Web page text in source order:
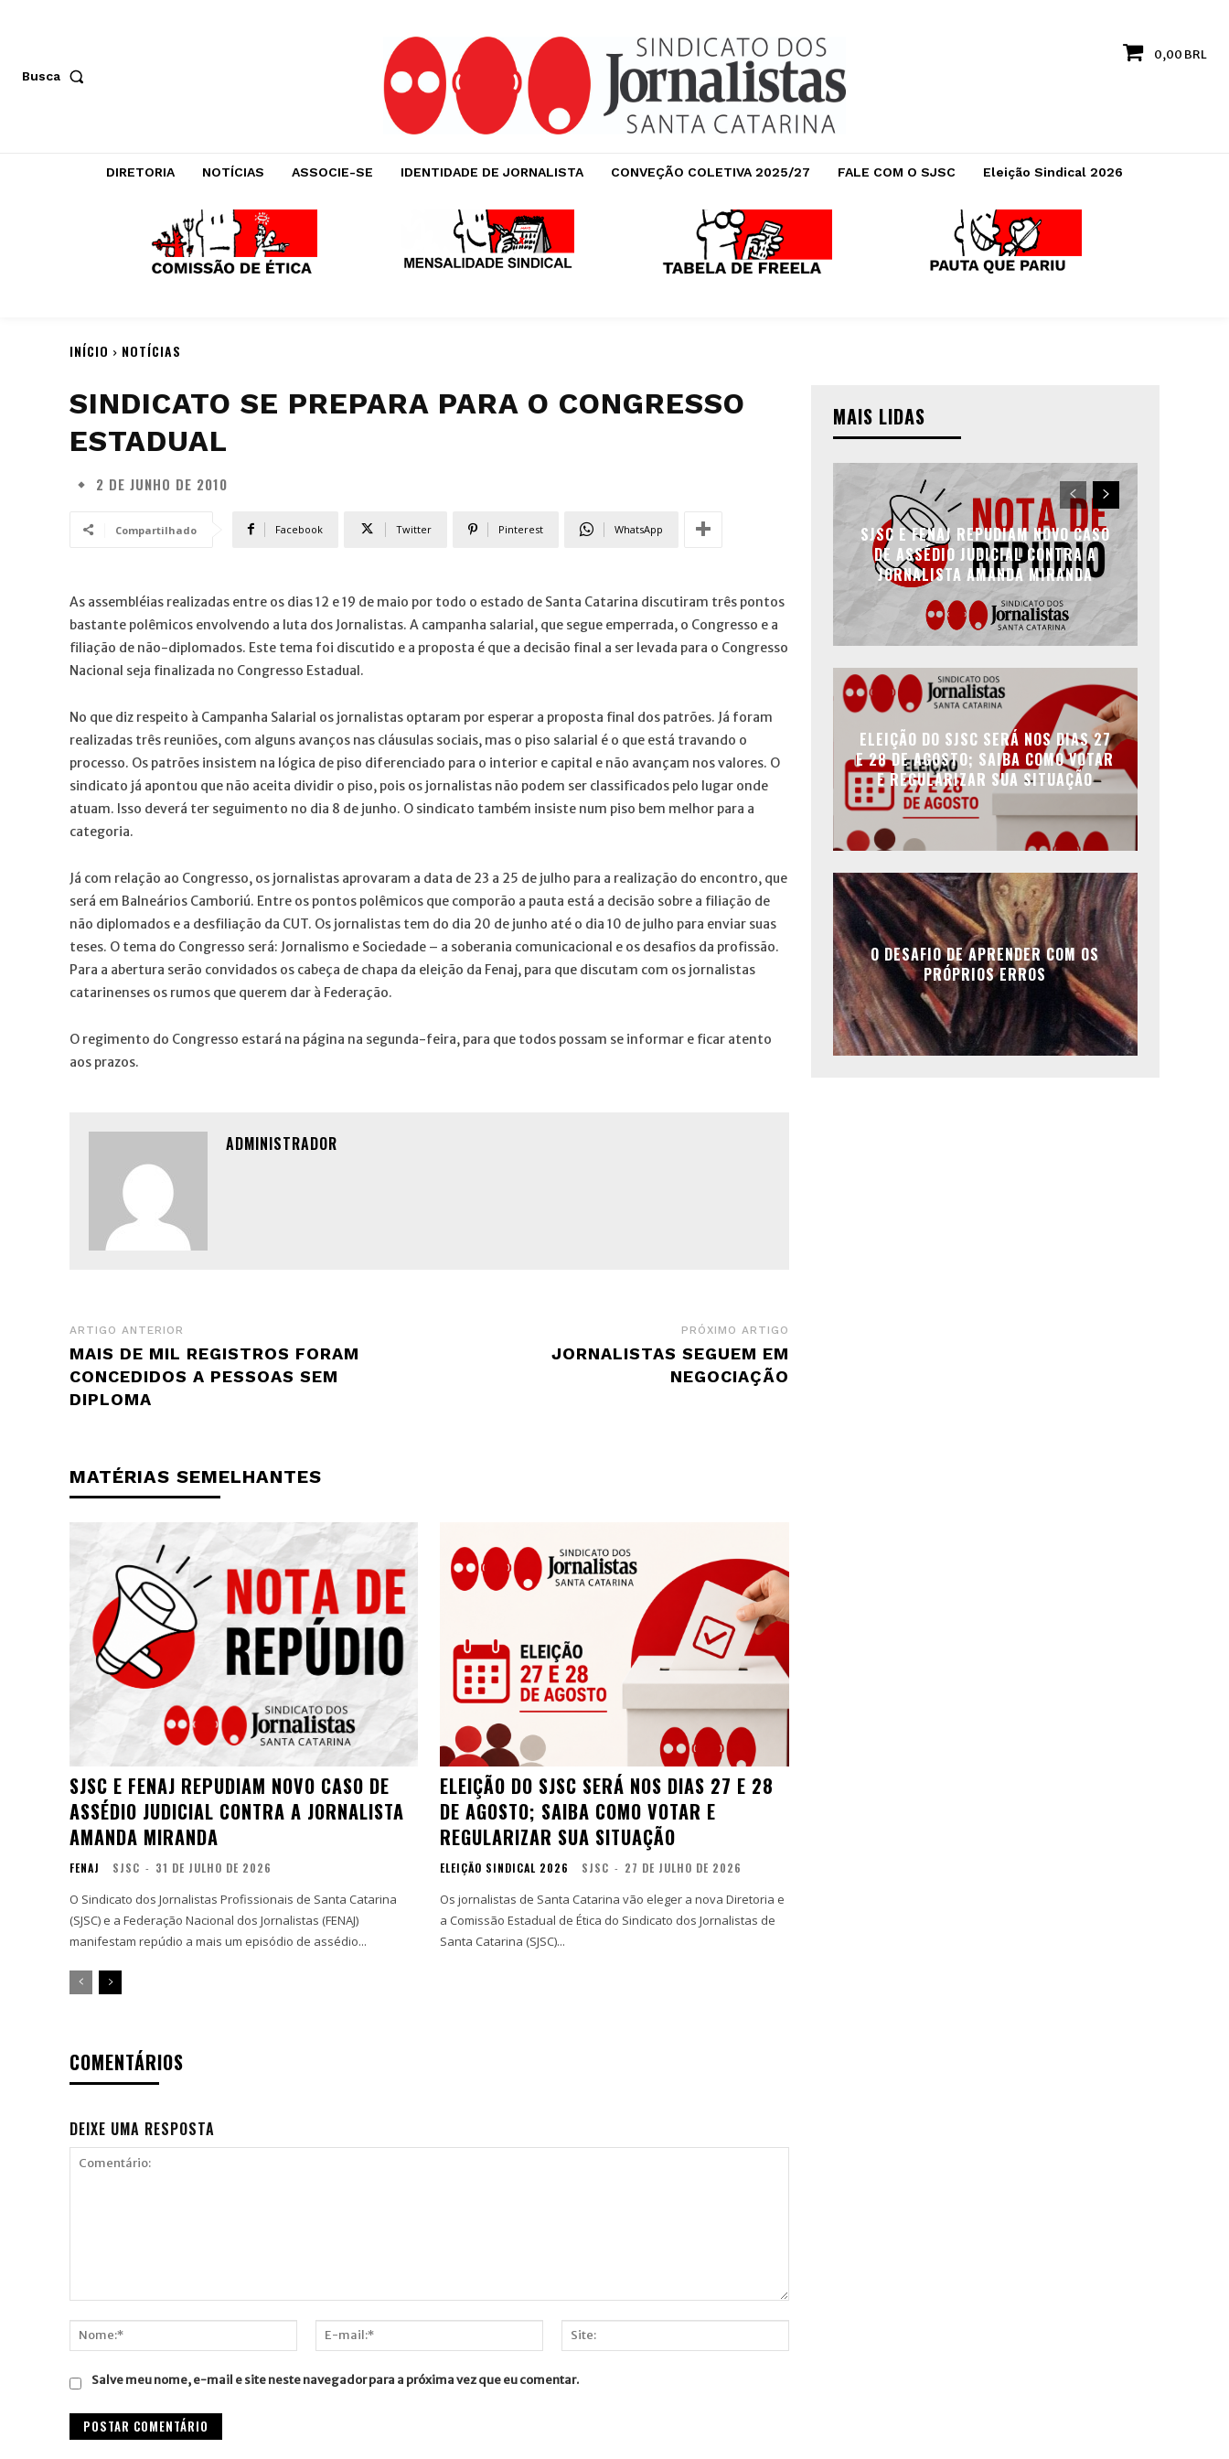
Busca
0,00 BRL
DIRETORIA NOTÍCIAS ASSOCIE-SE IDENTIDADE DE JORNALISTA CONVEÇÃO COLETIVA 2025/27 FALE COM O SJSC Eleição Sindical 2026
INÍCIO NOTÍCIAS
SINDICATO SE PREPARA PARA O CONGRESSO
ESTADUAL
2 DE JUNHO DE 2010
Compartilhado Facebook Twitter Pinterest WhatsApp
As assembléias realizadas entre os dias 12 e 19 de maio por todo o estado de Santa Catarina discutiram três pontos
bastante polêmicos envolvendo a luta dos Jornalistas. A campanha salarial, que segue emperrada, o Congresso e a
filiação de não-diplomados. Este tema foi discutido e a proposta é que a decisão final a ser levada para o Congresso
Nacional seja finalizada no Congresso Estadual.
No que diz respeito à Campanha Salarial os jornalistas optaram por esperar a proposta final dos patrões. Já foram
realizadas três reuniões, com alguns avanços nas cláusulas sociais, mas o piso salarial é o que está travando o
processo. Os patrões insistem na lógica de piso diferenciado para o interior e capital e não avançam nos valores. O
sindicato já apontou que não aceita dividir o piso, pois os jornalistas não podem ser classificados pelo lugar onde
atuam. Isso deverá ter seguimento no dia 8 de junho. O sindicato também insiste num piso bem melhor para a
categoria.
Já com relação ao Congresso, os jornalistas aprovaram a data de 23 a 25 de julho para a realização do encontro, que
será em Balneários Camboriú. Entre os pontos polêmicos que comporão a pauta está a decisão sobre a filiação de
não diplomados e a desfiliação da CUT. Os jornalistas tem do dia 20 de junho até o dia 10 de julho para enviar suas
teses. O tema do Congresso será: Jornalismo e Sociedade – a soberania comunicacional e os desafios da profissão.
Para a abertura serão convidados os cabeça de chapa da eleição da Fenaj, para que discutam com os jornalistas
catarinenses os rumos que querem dar à Federação.
O regimento do Congresso estará na página na segunda-feira, para que todos possam se informar e ficar atento
aos prazos.
ADMINISTRADOR
ARTIGO ANTERIOR
MAIS DE MIL REGISTROS FORAM
CONCEDIDOS A PESSOAS SEM
DIPLOMA
PRÓXIMO ARTIGO
JORNALISTAS SEGUEM EM
NEGOCIAÇÃO
MATÉRIAS SEMELHANTES
SJSC E FENAJ REPUDIAM NOVO CASO DE
ASSÉDIO JUDICIAL CONTRA A JORNALISTA
AMANDA MIRANDA
FENAJ SJSC - 31 DE JULHO DE 2026
O Sindicato dos Jornalistas Profissionais de Santa Catarina
(SJSC) e a Federação Nacional dos Jornalistas (FENAJ)
manifestam repúdio a mais um episódio de assédio...
ELEIÇÃO DO SJSC SERÁ NOS DIAS 27 E 28
DE AGOSTO; SAIBA COMO VOTAR E
REGULARIZAR SUA SITUAÇÃO
ELEIÇÃO SINDICAL 2026 SJSC - 27 DE JULHO DE 2026
Os jornalistas de Santa Catarina vão eleger a nova Diretoria e
a Comissão Estadual de Ética do Sindicato dos Jornalistas de
Santa Catarina (SJSC)...
COMENTÁRIOS
DEIXE UMA RESPOSTA
mail:*
Salve meu nome, e-mail e site neste navegador para a próxima vez que eu comentar.
MAIS LIDAS
SJSC E FENAJ REPUDIAM NOVO CASO
DE ASSÉDIO JUDICIAL CONTRA A
JORNALISTA AMANDA MIRANDA
ELEIÇÃO DO SJSC SERÁ NOS DIAS 27
E 28 DE AGOSTO; SAIBA COMO VOTAR
E REGULARIZAR SUA SITUAÇÃO
O DESAFIO DE APRENDER COM OS
PRÓPRIOS ERROS